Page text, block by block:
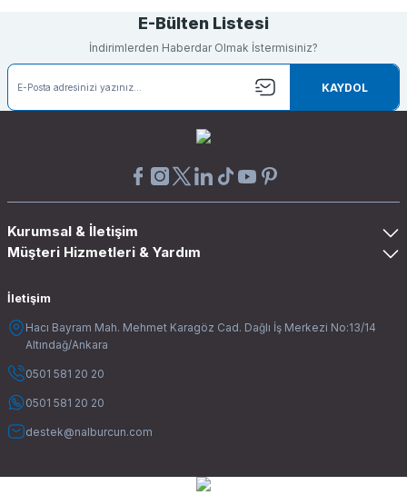
E-Bülten Listesi
İndirimlerden Haberdar Olmak İstermisiniz?
KAYDOL
Kurumsal & İletişim
Müşteri Hizmetleri & Yardım
İletişim
Hacı Bayram Mah. Mehmet Karagöz Cad. Dağlı İş Merkezi No:13/14
Altındağ/Ankara
0501 581 20 20
0501 581 20 20
destek@nalburcun.com